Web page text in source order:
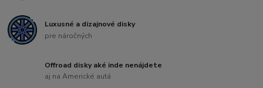
Luxusné a dizajnové disky
pre náročných
Offroad disky aké inde nenájdete
aj na Americké autá